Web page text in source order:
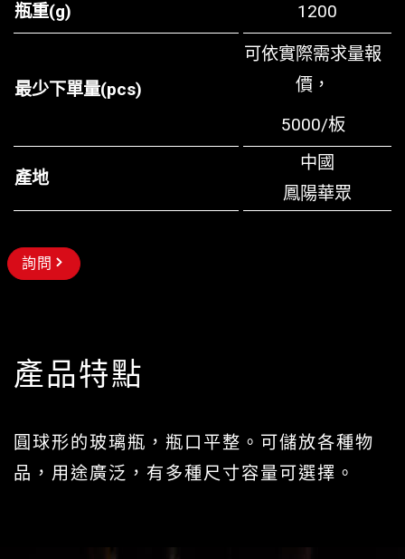
瓶重(g) 1200
最少下單量(pcs)
可依實際需求量報
價，
5000/板
產地
中國
鳳陽華眾
詢問
產品特點
圓球形的玻璃瓶，瓶口平整。可儲放各種物
品，用途廣泛，有多種尺寸容量可選擇。